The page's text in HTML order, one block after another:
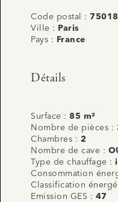
Code postal : 75018
Ville :
Paris
Pays :
France
Détails
Surface : 85 m²
Nombre de pièces :
Chambres : 2
Nombre de cave :
Type de chauffage :
Consommation
Classification
Emission GES : 47